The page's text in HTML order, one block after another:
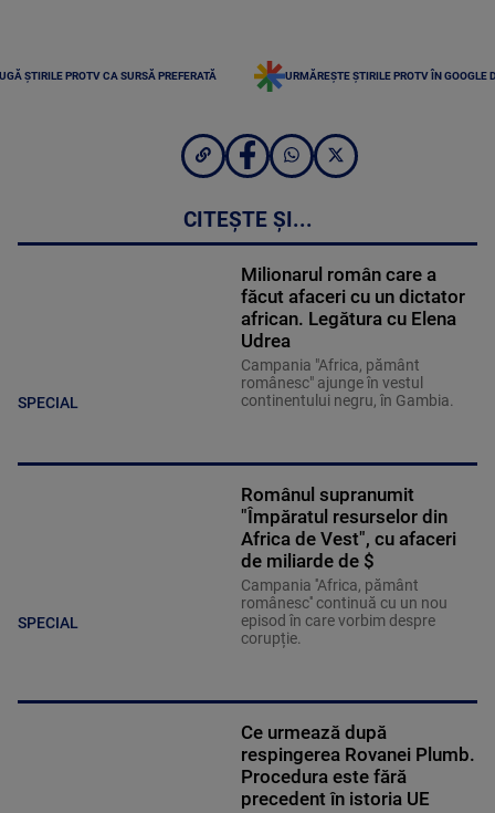
ȘTIRILE PROTV CA SURSĂ PREFERATĂ URMĂREȘTE ȘTIRILE PROTV ÎN GOOGLE
CITEȘTE ȘI...
SPECIAL
Milionarul român care a
făcut afaceri cu un dictator
african. Legătura cu Elena
Udrea
Campania "Africa, pământ
românesc" ajunge în vestul
continentului negru, în Gambia.
SPECIAL
Românul supranumit
"Împăratul resurselor din
Africa de Vest", cu afaceri
de miliarde de $
Campania ''Africa, pământ
românesc'' continuă cu un nou
episod în care vorbim despre
corupție.
Ce urmează după
respingerea Rovanei Plumb.
Procedura este fără
precedent în istoria UE